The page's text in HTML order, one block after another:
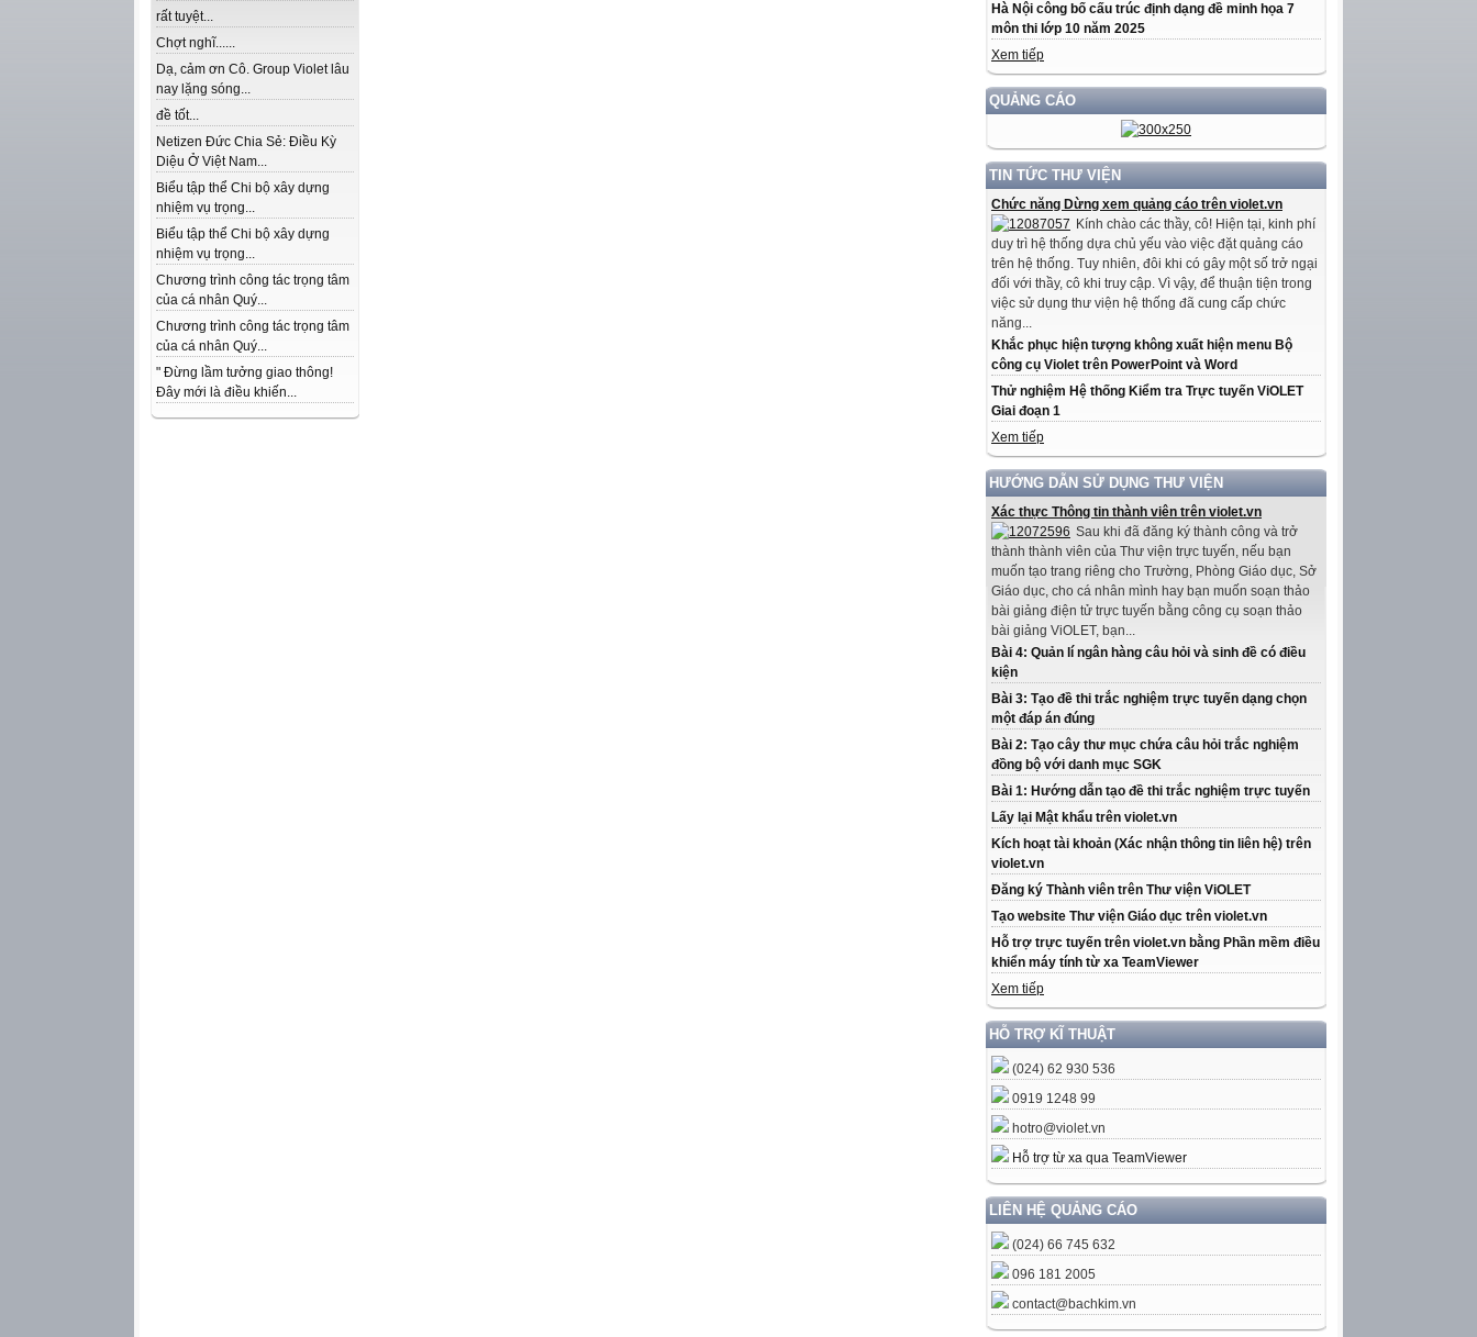
rất tuyệt...
Chợt nghĩ......
Dạ, cảm ơn Cô. Group Violet lâu
nay lặng sóng...
đề tốt...
Netizen Đức Chia Sẻ: Điều Kỳ
Diệu Ở Việt Nam...
Biểu tập thể Chi bộ xây dựng
nhiệm vụ trọng...
Biểu tập thể Chi bộ xây dựng
nhiệm vụ trọng...
Chương trình công tác trọng tâm
của cá nhân Quý...
Chương trình công tác trọng tâm
của cá nhân Quý...
" Đừng lầm tưởng giao thông!
Đây mới là điều khiến...
Hà Nội công bố cấu trúc định dạng đề minh họa 7
môn thi lớp 10 năm 2025
Xem tiếp
QUẢNG CÁO
TIN TỨC THƯ VIỆN
Chức năng Dừng xem quảng cáo trên violet.vn
Kính chào các thầy, cô! Hiện tại, kinh phí
duy trì hệ thống dựa chủ yếu vào việc đặt quảng cáo
trên hệ thống. Tuy nhiên, đôi khi có gây một số trở ngại
đối với thầy, cô khi truy cập. Vì vậy, để thuận tiện trong
việc sử dụng thư viện hệ thống đã cung cấp chức
năng...
Khắc phục hiện tượng không xuất hiện menu Bộ
công cụ Violet trên PowerPoint và Word
Thử nghiệm Hệ thống Kiểm tra Trực tuyến ViOLET
Giai đoạn 1
Xem tiếp
HƯỚNG DẪN SỬ DỤNG THƯ VIỆN
Xác thực Thông tin thành viên trên violet.vn
Sau khi đã đăng ký thành công và trở
thành thành viên của Thư viện trực tuyến, nếu bạn
muốn tạo trang riêng cho Trường, Phòng Giáo dục, Sở
Giáo dục, cho cá nhân mình hay bạn muốn soạn thảo
bài giảng điện tử trực tuyến bằng công cụ soạn thảo
bài giảng ViOLET, bạn...
Bài 4: Quản lí ngân hàng câu hỏi và sinh đề có điều
kiện
Bài 3: Tạo đề thi trắc nghiệm trực tuyến dạng chọn
một đáp án đúng
Bài 2: Tạo cây thư mục chứa câu hỏi trắc nghiệm
đồng bộ với danh mục SGK
Bài 1: Hướng dẫn tạo đề thi trắc nghiệm trực tuyến
Lấy lại Mật khẩu trên violet.vn
Kích hoạt tài khoản (Xác nhận thông tin liên hệ) trên
violet.vn
Đăng ký Thành viên trên Thư viện ViOLET
Tạo website Thư viện Giáo dục trên violet.vn
Hỗ trợ trực tuyến trên violet.vn bằng Phần mềm điều
khiển máy tính từ xa TeamViewer
Xem tiếp
HỖ TRỢ KĨ THUẬT
(024) 62 930 536
0919 1248 99
hotro@violet.vn
Hỗ trợ từ xa qua TeamViewer
LIÊN HỆ QUẢNG CÁO
(024) 66 745 632
096 181 2005
contact@bachkim.vn